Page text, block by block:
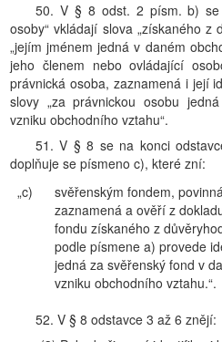
50. V § 8 odst. 2 písm. b) se
osoby“ vkládají slova „získaného z
„jejím jménem jedná v daném
jeho členem nebo ovládající
právnická osoba, zaznamená i její
slovy „za právnickou osobu
vzniku obchodního vztahu“.
51. V § 8 se na konci
doplňuje se písmeno c), které zní:
„c)
svěřenským fondem,
zaznamená a ověří z
fondu získaného z
podle písmene a) provede
jedná za svěřenský fond v
vzniku obchodního vztahu.“.
52. V § 8 odstavce 3 až 6 znějí: